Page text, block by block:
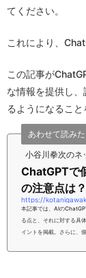
てください。
これにより、
この記事が
な情報を提供し
るようになること
小谷川拳次のネ
あわせて読み
ChatGPTで
の注意点は？
本記事では、AIの
る点と、それに対する具
イントを掲載。さらに、